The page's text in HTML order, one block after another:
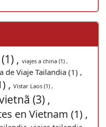
, viajes a china (1) ,
de Viaje Tailandia (1) ,
, Vistar Laos (1) ,
(3) ,
en Vietnam (1) ,